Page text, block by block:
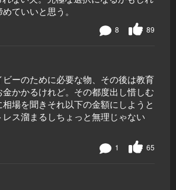
ていいと思う。
89
8
ーのために必要な物、その後は教育
かかるけれど。その都度出し惜しむ
場を聞きそれ以下の金額にしようと
ス溜まるしちょっと無理じゃない
65
1